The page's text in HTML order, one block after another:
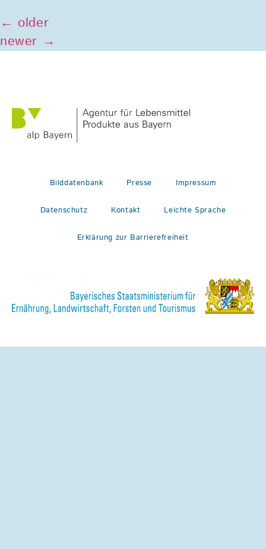
← older
newer →
Bilddatenbank Presse Impressum
Datenschutz Kontakt Leichte Sprache
Erklärung zur Barrierefreiheit